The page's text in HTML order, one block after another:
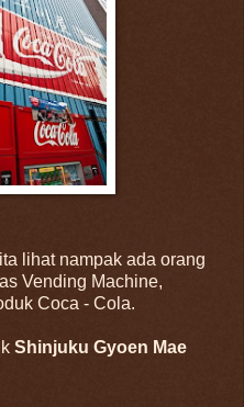
lihat nampak ada orang
Vending Machine,
Coca - Cola.
Shinjuku Gyoen Mae